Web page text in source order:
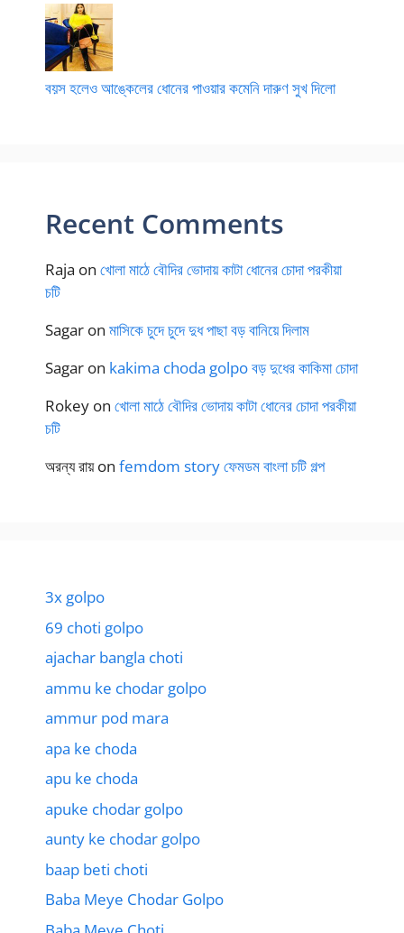
বয়স হলেও আঙ্কেলের ধোনের পাওয়ার কমেনি দারুণ সুখ দিলো
Recent Comments
Raja on খোলা মাঠে বৌদির ভোদায় কাটা ধোনের চোদা পরকীয়া
চটি
Sagar on মাসিকে চুদে চুদে দুধ পাছা বড় বানিয়ে দিলাম
Sagar on kakima choda golpo বড় দুধের কাকিমা চোদা
Rokey on খোলা মাঠে বৌদির ভোদায় কাটা ধোনের চোদা পরকীয়া
চটি
অরন্য রায়on femdom story ফেমডম বাংলা চটি গল্প
3x golpo
69 choti golpo
ajachar bangla choti
ammu ke chodar golpo
ammur pod mara
apa ke choda
apu ke choda
apuke chodar golpo
aunty ke chodar golpo
baap beti choti
Baba Meye Chodar Golpo